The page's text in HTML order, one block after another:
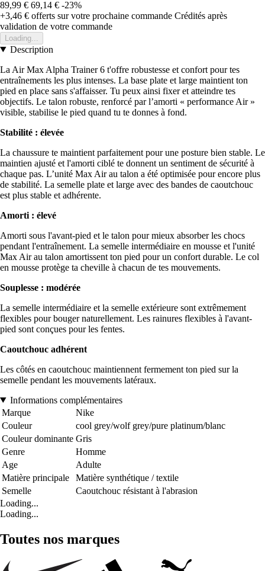
89,99 € 69,14 € -23%
+3,46 € offerts sur votre prochaine commande Crédités après
validation de votre commande
Loading...
Description
La Air Max Alpha Trainer 6 t'offre robustesse et confort pour tes
entraînements les plus intenses. La base plate et large maintient ton
pied en place sans s'affaisser. Tu peux ainsi fixer et atteindre tes
objectifs. Le talon robuste, renforcé par l’amorti « performance Air »
visible, stabilise le pied quand tu te donnes à fond.
Stabilité : élevée
La chaussure te maintient parfaitement pour une posture bien stable. Le
maintien ajusté et l'amorti ciblé te donnent un sentiment de sécurité à
chaque pas. L’unité Max Air au talon a été optimisée pour encore plus
de stabilité. La semelle plate et large avec des bandes de caoutchouc
est plus stable et adhérente.
Amorti : élevé
Amorti sous l'avant-pied et le talon pour mieux absorber les chocs
pendant l'entraînement. La semelle intermédiaire en mousse et l'unité
Max Air au talon amortissent ton pied pour un confort durable. Le col
en mousse protège ta cheville à chacun de tes mouvements.
Souplesse : modérée
La semelle intermédiaire et la semelle extérieure sont extrêmement
flexibles pour bouger naturellement. Les rainures flexibles à l'avant-
pied sont conçues pour les fentes.
Caoutchouc adhérent
Les côtés en caoutchouc maintiennent fermement ton pied sur la
semelle pendant les mouvements latéraux.
Informations complémentaires
Marque
Nike
Couleur
cool grey/wolf grey/pure platinum/blanc
Couleur dominante Gris
Genre
Homme
Age
Adulte
Matière principale
Matière synthétique / textile
Semelle
Caoutchouc résistant à l'abrasion
Loading...
Loading...
Toutes nos marques